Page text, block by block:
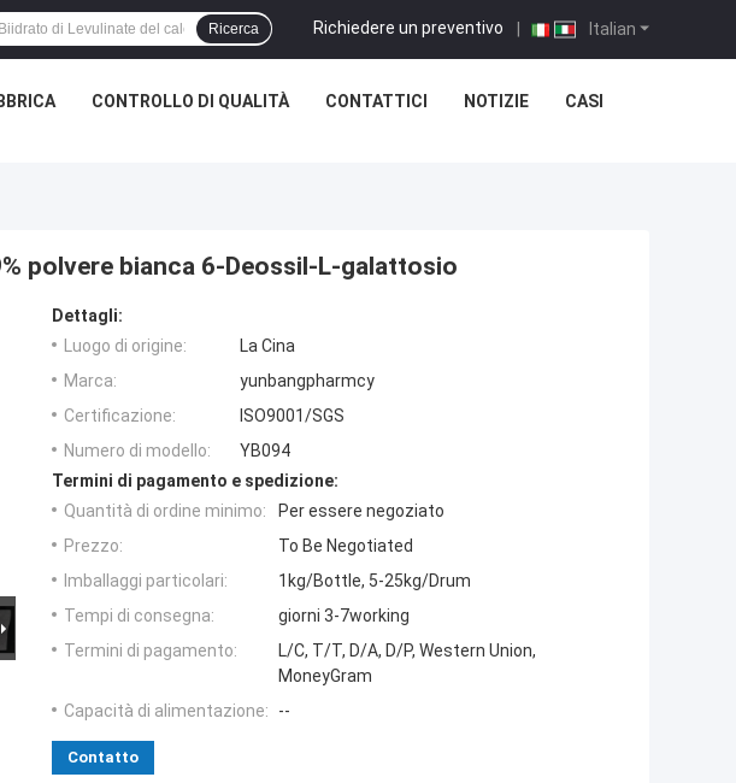
Italian
Richiedere un preventivo |
Ricerca
CONTROLLO DI QUALITÀ CONTATTICI NOTIZIE CASI
polvere bianca 6-Deossil-L-galattosio
Dettagli:
Luogo di origine:
La Cina
Marca:
yunbangpharmcy
Certificazione:
ISO9001/SGS
Numero di modello:
YB094
Termini di pagamento e spedizione:
Quantità di ordine minimo:
Per essere negoziato
Prezzo:
To Be Negotiated
Imballaggi particolari:
1kg/Bottle, 5-25kg/Drum
Tempi di consegna:
giorni 3-7working
Termini di pagamento:
L/C, T/T, D/A, D/P, Western Union,
MoneyGram
Capacità di alimentazione:
--
Contatto